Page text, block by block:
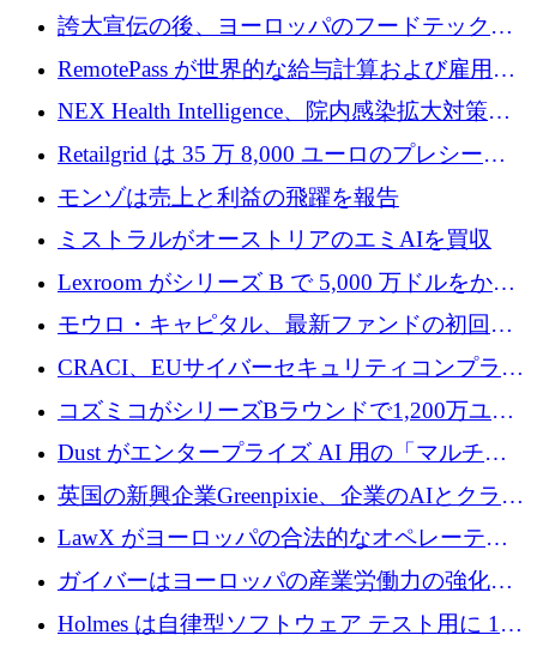
産業化するために 2 億 8,000 万ユーロのベル
リン GigaLab を発表
誇大宣伝の後、ヨーロッパのフードテックセ
クターはファンダメンタルズを中心に再構築
RemotePass が世界的な給与計算および雇用プ
ラットフォームを拡大するために 1,740 万ド
NEX Health Intelligence、院内感染拡大対策に
100万ユーロを確保
Retailgrid は 35 万 8,000 ユーロのプレシード
ラウンドで小売業のスプレッドシートをター
ゲットにしています
モンゾは売上と利益の飛躍を報告
ミストラルがオーストリアのエミAIを買収
Lexroom がシリーズ B で 5,000 万ドルをかけ
てヨーロッパ大陸法用の法律 AI を構築
モウロ・キャピタル、最新ファンドの初回ク
ローズで4億ドルを確保
CRACI、EUサイバーセキュリティコンプライ
アンスプラットフォームのために140万ユーロ
コズミコがシリーズBラウンドで1,200万ユー
ロを調達
Dust がエンタープライズ AI 用の「マルチプ
レイヤー」オペレーティング システムを構築
するシリーズ B で 4,000 万ドルを調達
英国の新興企業Greenpixie、企業のAIとクラウ
ドのエネルギー無駄を削減するために470万ポ
ンドを調達
LawX がヨーロッパの合法的なオペレーティ
ング システムを構築するために 750 万ユーロ
を調達
ガイバーはヨーロッパの産業労働力の強化に
貢献するために 140 万ユーロを獲得
Holmes は自律型ソフトウェア テスト用に 110